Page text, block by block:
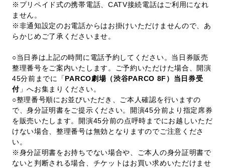
※プリペイド式の携帯電話、CATV接続電話はご利用になれ
ません。
※非通知設定のお電話からはお掛けいただけませんので、あ
らかじめご了承くださいませ。
○当日券は上記の時間に電話予約してください。当日券販売
整理番号をご案内いたします。ご予約いただけた場合、開演
45分前までに「PARCO劇場（渋谷PARCO 8F）当日券受
付」へお集まりください。
○整理番号順にお並びいただき、ご本人確認を行いますの
で、身分証明書をご提示ください。開演45分前より指定席券
を販売いたします。開演45分前の点呼時までにお越しいただ
けない場合、整理番号は無効となりますのでご注意くださ
い。
※身分証明書をお持ちでない場合や、ご本人の身分証明書で
ないと判断される場合、チケットはお買い求めいただけませ